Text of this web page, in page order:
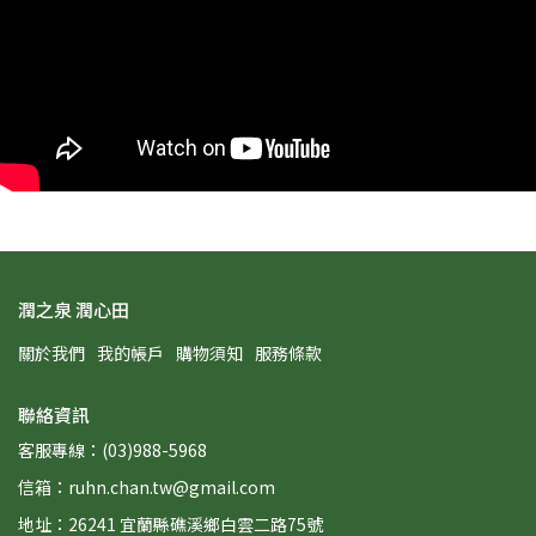
潤之泉 潤心田
關於我們 我的帳戶 購物須知 服務條款
聯絡資訊
客服專線：(03)988-5968
信箱：ruhn.chan.tw@gmail.com
地址：26241 宜蘭縣礁溪鄉白雲二路75號